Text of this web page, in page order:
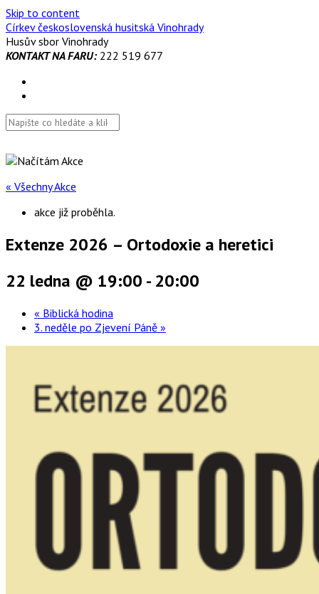
Skip to content
Církev československá husitská Vinohrady
Husův sbor Vinohrady
KONTAKT NA FARU:222 519 677
« Všechny Akce
akce již proběhla.
Extenze 2026 – Ortodoxie a heretici
22 ledna @ 19:00 - 20:00
« Biblická hodina
3. neděle po Zjevení Páně »